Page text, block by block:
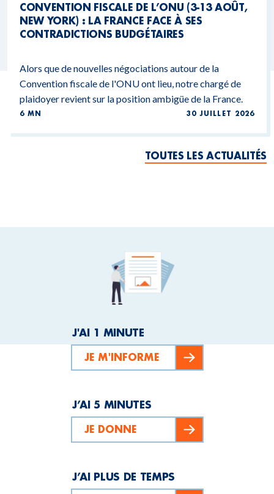
CONVENTION FISCALE DE L’ONU (3-13 AOÛT,
NEW YORK) : LA FRANCE FACE À SES
CONTRADICTIONS BUDGÉTAIRES
Alors que de nouvelles négociations autour de la
Convention fiscale de l'ONU ont lieu, notre chargé de
plaidoyer revient sur la position ambigüe de la France.
6 MN 30 JUILLET 2026
TOUTES LES ACTUALITÉS
J'AI 1 MINUTE
JE M'INFORME
J’AI 5 MINUTES
JE DONNE
J’AI PLUS DE TEMPS